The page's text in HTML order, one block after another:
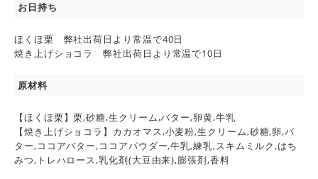
お日持ち
ほくほ栗 弊社出荷日より常温で40日
焼き上げショコラ 弊社出荷日より常温で10日
原材料
【ほくほ栗】栗,砂糖,生クリーム,バター,卵黄,牛乳
【焼き上げショコラ】カカオマス,小麦粉,生クリーム,砂糖,卵,バ
ター,ココアバター,ココアパウダー,牛乳,練乳,スキムミルク,はち
みつ,トレハロース,乳化剤(大豆由来),膨張剤,香料